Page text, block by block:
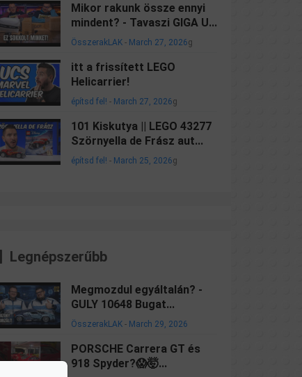
Mikor rakunk össze ennyi
mindent? - Tavaszi GIGA U...
ÖsszerakLAK - March 27, 2026g
itt a frissített LEGO
Helicarrier!
építsd fel! - March 27, 2026g
101 Kiskutya || LEGO 43277
Szörnyella de Frász aut...
építsd fel! - March 25, 2026g
Legnépszerűbb
Megmozdul egyáltalán? -
GULY 10648 Bugat...
ÖsszerakLAK - March 29, 2026
PORSCHE Carrera GT és
918 Spyder?😱🤯...